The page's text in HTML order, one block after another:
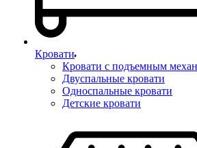
Кровати
Кровати с подъемным
Двуспальные кровати
Односпальные кровати
Детские кровати